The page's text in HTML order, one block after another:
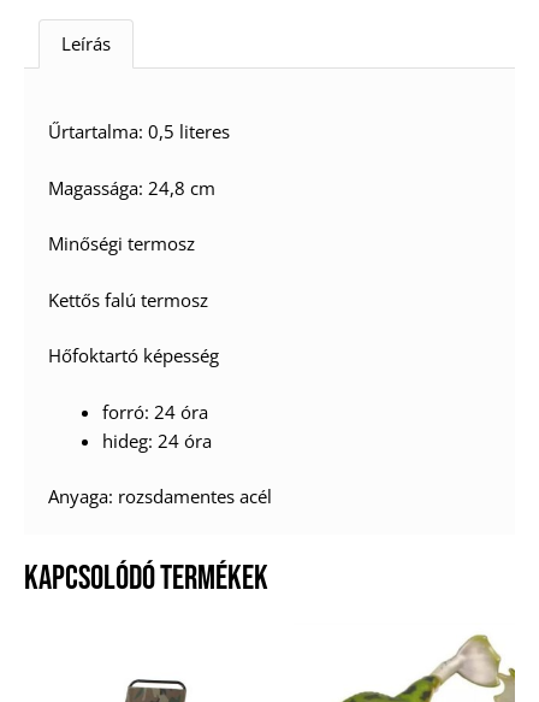
Leírás
Űrtartalma: 0,5 literes
Magassága: 24,8 cm
Minőségi termosz
Kettős falú termosz
Hőfoktartó képesség
forró: 24 óra
hideg: 24 óra
Anyaga: rozsdamentes acél
KAPCSOLÓDÓ TERMÉKEK